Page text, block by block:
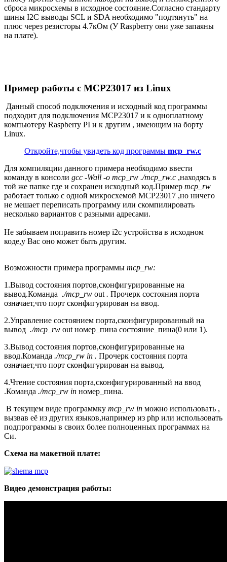
сброса микросхемы в исходное состояние.Согласно стандарту
шины I2C выводы SCL и SDA необходимо "подтянуть" на
плюс через резисторы 4.7кОм (У Raspberry они уже запаяны
на плате).
Пример работы с MCP23017 из Linux
Данный способ подключения и исходный код программы
подходит для подключения MCP23017 и к одноплатному
компьютеру Raspberry PI и к другим , имеющим на борту
Linux.
Откройте,чтобы увидеть код программы mcp_rw.c
Для компиляции данного примера необходимо ввести
команду в консоли gcc -Wall -o mcp _rw ./mcp_rw.c ,находясь в
той же папке где и сохранен исходный код.Пример mcp_rw
работает только с одной микросхемой MCP23017 ,но ничего
не мешает переписать программу или скомпилировать
несколько вариантов с разными адресами.
Не забываем поправить номер i2c устройства в исходном
коде,у Вас оно может быть другим.
Возможности примера программы mcp_rw:
1.Вывод состояния портов,сконфигурированные на
вывод.Команда ./mcp_rw out . Прочерк состояния порта
означает,что порт сконфигурирован на ввод.
2.Управление состоянием порта,сконфигурированный на
вывод ./mcp_rw out номер_пина состояние_пина(0 или 1).
3.Вывод состояния портов,сконфигурированные на
ввод.Команда ./mcp_rw in . Прочерк состояния порта
означает,что порт сконфигурирован на вывод.
4.Чтение состояния порта,сконфигурированный на ввод
.Команда ./mcp_rw in номер_пина.
В текущем виде программку mcp_rw in можно использовать ,
вызвав её из других языков,например из php или использовать
подпрограммы в своих более полноценных программах на
Си.
Схема на макетной плате:
Видео демонстрация работы: